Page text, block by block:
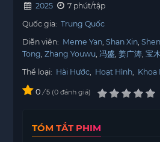
2025
7 phút/tập
Quốc gia: Trung Quốc
Diễn viên: Meme Yan Shan Xin
Tong Zhang Youwu 冯盛 姜广涛 宝
Thể loại: Hài Hước Hoạt Hình Khoa
0 / 5 0 đánh giá
TÓM TẮT PHIM